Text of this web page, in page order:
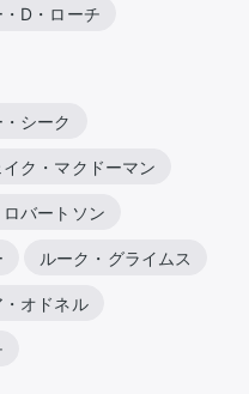
D・ローチ
シーク
イク・マクドーマン
バートソン
ルーク・グライムス
・オドネル